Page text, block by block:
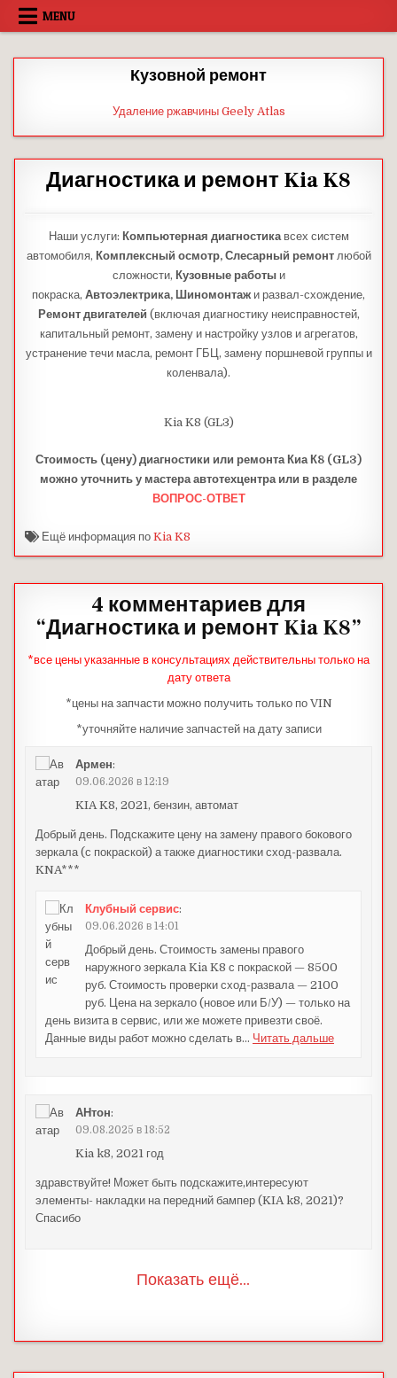
Skip
MENU
Кузовной ремонт
Удаление ржавчины Geely Atlas
Диагностика и ремонт Kia K8
Наши услуги: Компьютерная диагностикавсех систем
автомобиля, Комплексный осмотр, Слесарный ремонтлюбой
сложности, Кузовные работыи
покраска, Автоэлектрика, Шиномонтаж и развал-схождение,
Ремонт двигателей (включая диагностику неисправностей,
капитальный ремонт, замену и настройку узлов и агрегатов,
устранение течи масла, ремонт ГБЦ, замену поршневой группы и
коленвала).
Kia K8 (GL3)
Стоимость (цену) диагностики или ремонта Киа К8 (GL3)
можно уточнить у мастера автотехцентра или в разделе
ВОПРОС-ОТВЕТ
Ещё информация поKia K8
4 комментариев для
“Диагностика и ремонт Kia K8”
*все цены указанные в консультациях действительны только на
дату ответа
*цены на запчасти можно получить только по VIN
*уточняйте наличие запчастей на дату записи
Армен:
09.06.2026 в 12:19
KIA K8, 2021, бензин, автомат
Добрый день. Подскажите цену на замену правого бокового
зеркала (с покраской) а также диагностики сход-развала.
KNA***
Клубный сервис:
09.06.2026 в 14:01
Добрый день. Стоимость замены правого
наружного зеркала Kia K8 с покраской — 8500
руб. Стоимость проверки сход-развала — 2100
руб. Цена на зеркало (новое или Б/У) — только на
день визита в сервис, или же можете привезти своё.
Данные виды работ можно сделать в… Читать дальше
АНтон:
09.08.2025 в 18:52
Kia k8, 2021 год
здравствуйте! Может быть подскажите,интересуют
элементы- накладки на передний бампер (KIA k8, 2021)?
Спасибо
Показать ещё...